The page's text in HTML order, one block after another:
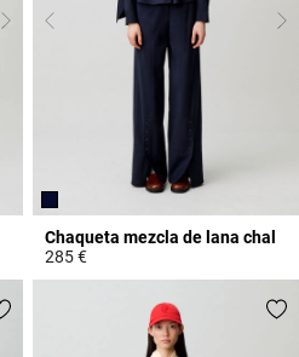
Chaqueta mezcla de lana chal
285 €